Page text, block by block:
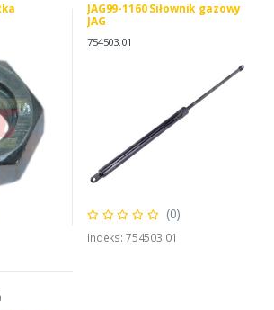
JAG99-1160 Siłownik gazowy
JAG
754503.01
(0)
Indeks: 754503.01